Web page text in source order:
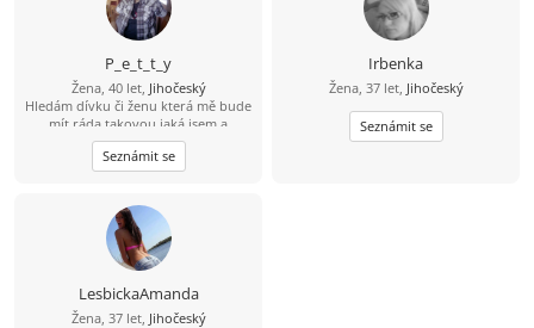
P_e_t_t_y
Žena, 40 let, Jihočeský
Hledám dívku či ženu která mě bude
mít ráda takovou jaká jsem a
nebude mě chtít měnit.Nemám ráda
lži a neupřímnost.Chci ještě něco
zažít a ne sedět doma a nebo chodit
Seznámit se
Irbenka
Žena, 37 let, Jihočeský
Seznámit se
LesbickaAmanda
Žena, 37 let, Jihočeský